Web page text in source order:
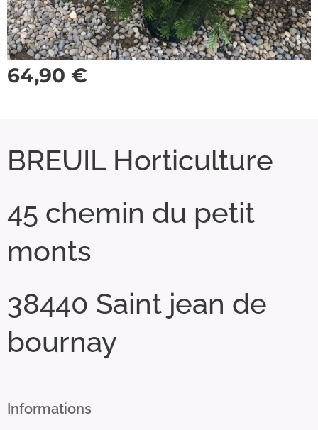
64,90 €
BREUIL Horticulture
45 chemin du petit
monts
38440 Saint jean de
bournay
Informations